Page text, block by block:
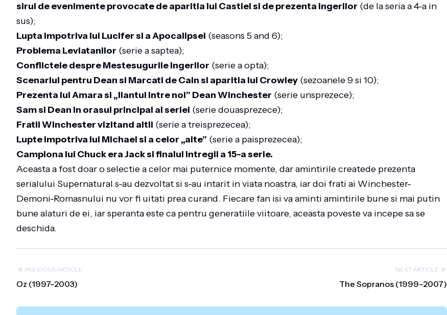
sirul de evenimente provocate de aparitia lui Castiel si de prezenta ingerilor (de la seria a 4-a in
sus);
Lupta impotriva lui Lucifer si a Apocalipsei (seasons 5 and 6);
Problema Leviatanilor (serie a saptea);
Conflictele despre Mestesugurile Ingerilor (serie a opta);
Scenariul pentru Dean si Marcati de Cain si aparitia lui Crowley (sezoanele 9 si 10);
Prezenta lui Amara si „liantul intre noi” Dean Winchester (serie unsprezece);
Sam si Dean in orasul principal al seriei (serie douasprezece);
Fratii Winchester vizitand altii (serie a treisprezecea);
Lupte impotriva lui Michael si a celor „alte” (serie a paisprezecea);
Campiona lui Chuck era Jack si finalul intregii a 15-a serie.
Aceasta a fost doar o selectie a celor mai puternice momente, dar amintirile createde prezenta
serialului Supernatural s-au dezvoltat si s-au intarit in viata noastra, iar doi frati ai Winchester-
Demoni-Romasnului nu vor fi uitati prea curand. Fiecare fan isi va aminti amintirile bune si mai putin
bune alaturi de ei, iar speranta este ca pentru generatiile viitoare, aceasta poveste va incepe sa se
deschida.
PREVIOUS ARTICLE
Oz (1997–2003)
NEXT ARTICLE
The Sopranos (1999–2007)